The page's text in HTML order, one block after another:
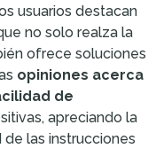
usuarios destacan
no solo realza la
ofrece soluciones
opiniones acerca
de
apreciando la
las instrucciones